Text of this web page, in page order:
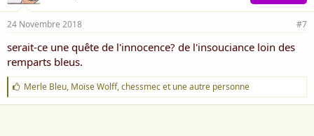
24 Novembre 2018 #7
serait-ce une quête de l'innocence? de l'insouciance loin des
remparts bleus.
J
'
a
Merle Bleu, Moïse Wolff,chessmecet une autre personne